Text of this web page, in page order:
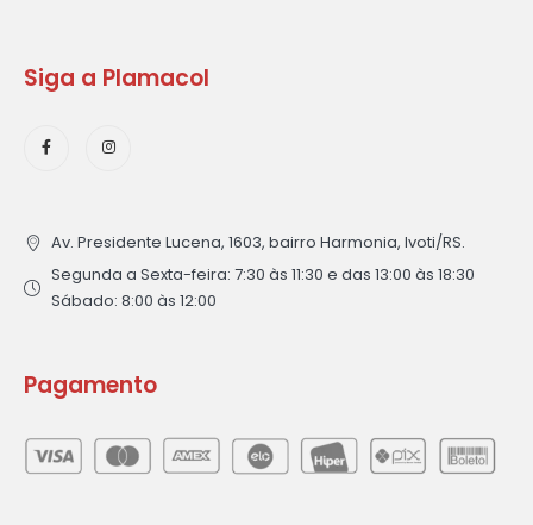
Siga a Plamacol
Av. Presidente Lucena, 1603, bairro Harmonia, Ivoti/RS.
Segunda a Sexta-feira: 7:30 às 11:30 e das 13:00 às 18:30
Sábado: 8:00 às 12:00
Pagamento